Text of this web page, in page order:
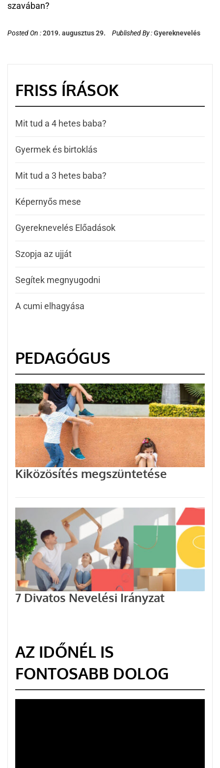
szavában?
Posted On :2019. augusztus 29. Published By :Gyereknevelés
FRISS ÍRÁSOK
Mit tud a 4 hetes baba?
Gyermek és birtoklás
Mit tud a 3 hetes baba?
Képernyős mese
Gyereknevelés Előadások
Szopja az ujját
Segítek megnyugodni
A cumi elhagyása
PEDAGÓGUS
Kiközösítés megszüntetése
7 Divatos Nevelési Irányzat
AZ IDŐNÉL IS
FONTOSABB DOLOG